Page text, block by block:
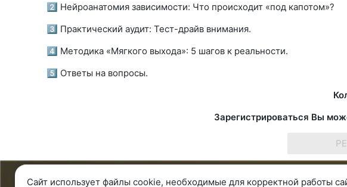
2️⃣ Нейроанатомия зависимости: Что происходит «под капотом»?
3️⃣ Практический аудит: Тест-драйв внимания.
4️⃣ Методика «Мягкого выхода»: 5 шагов к реальности.
5️⃣ Ответы на вопросы.
Зарегистрироваться Вы
О компании
Сайт использует файлы cookie, необходимые для корректной работы